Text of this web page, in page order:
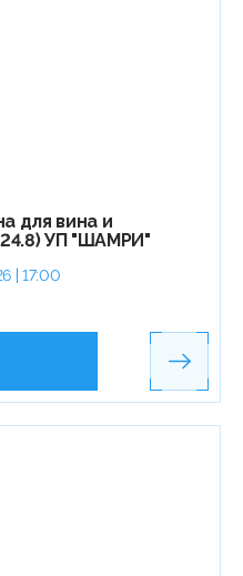
для вина и
УП "ШАМРИ"
| 17:00